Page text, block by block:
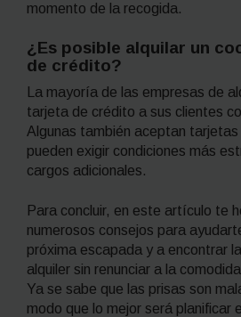
momento de la recogida.
¿Es posible alquilar un
de crédito?
La mayoría de las empresas de
tarjeta de crédito a sus clientes
Algunas también aceptan
pueden exigir condiciones más
cargos adicionales.
Para concluir, en este artículo te
numerosos consejos para
próxima escapada y a encontrar
alquiler sin renunciar a la
Ya se sabe que las prisas son
modo que lo mejor será planificar